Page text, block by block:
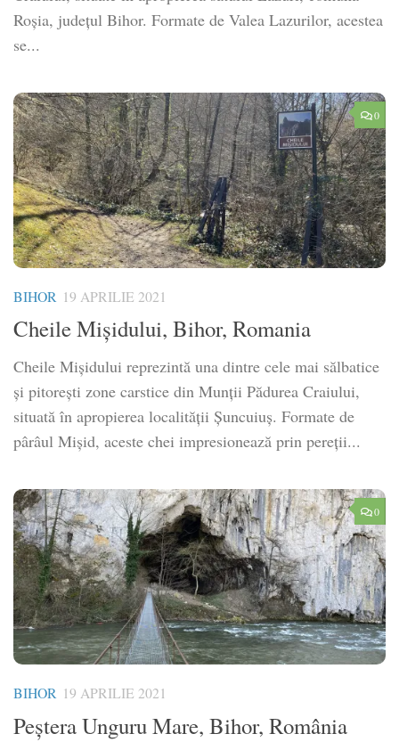
Roșia, județul Bihor. Formate de Valea Lazurilor, acestea
se...
0
BIHOR 19 APRILIE 2021
Cheile Mişidului, Bihor, Romania
Cheile Mişidului reprezintă una dintre cele mai sălbatice
și pitorești zone carstice din Munții Pădurea Craiului,
situată în apropierea localității Șuncuiuș. Formate de
pârâul Mișid, aceste chei impresionează prin pereții...
0
BIHOR 19 APRILIE 2021
Peștera Unguru Mare, Bihor, România